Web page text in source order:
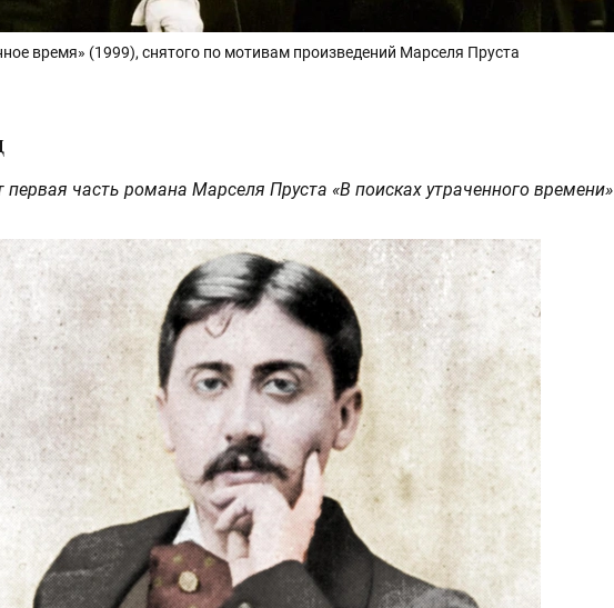
время» (1999), снятого по мотивам произведений Марселя Пруста
часть романа Марселя Пруста «В поисках утраченного времени»